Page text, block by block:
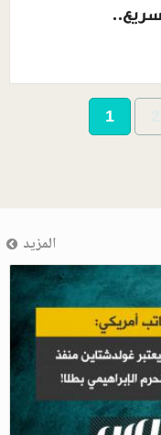
Pagination
Current
page
1
المزيد